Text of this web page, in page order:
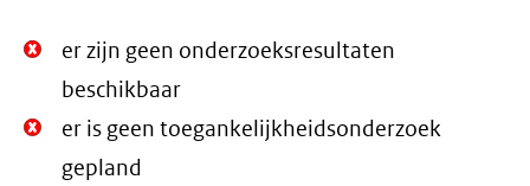
Niet
Oké.
er zijn geen onderzoeksresultaten
beschikbaar
Niet
Oké.
er is geen toegankelijkheidsonderzoek
gepland